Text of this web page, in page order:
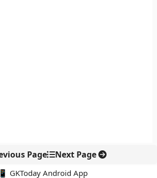
Page Next Page
📱 GKToday Android App